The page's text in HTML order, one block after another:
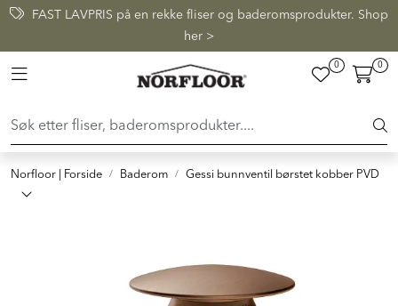
Skip to main content
FAST LAVPRIS på en rekke fliser og baderomsprodukter. Shop
her >
Toggle navigation
0 0
Norfloor | Forside Baderom Gessi bunnventil børstet kobber PVD
FLISER & TILBEHØR
BADEROM
INTERIØR